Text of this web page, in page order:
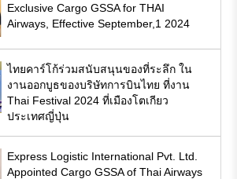
Exclusive Cargo GSSA for THAI
Airways, Effective September,1 2024
ไทยคาร์โก้ร่วมสนับสนุนของที่ระลึก ใน
งานออกบูธของบริษัทการบินไทย ที่งาน
Thai Festival 2024 ที่เมืองโตเกียว
ประเทศญี่ปุ่น
Express Logistic International Pvt. Ltd.
Appointed Cargo GSSA of Thai Airways